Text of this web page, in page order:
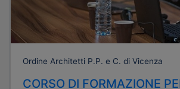
Ordine Architetti P.P. e C. di Vicenza
CORSO DI FORMAZIONE